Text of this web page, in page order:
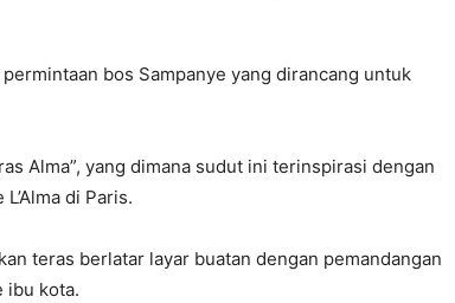
bos Sampanye yang dirancang untuk
Alma”, yang dimana sudut ini terinspirasi dengan
di Paris.
teras berlatar layar buatan dengan pemandangan
ibu kota.